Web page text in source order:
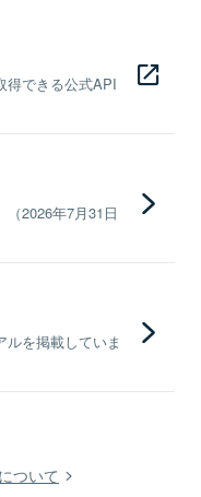
得できる公式API
2026年7月31日
を掲載していま
ついて